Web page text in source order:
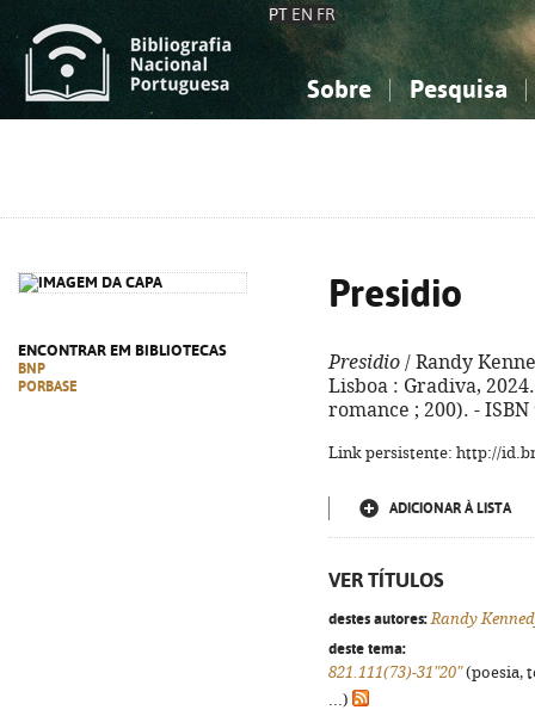
PT EN FR
Sobre Pesquisa
ENCONTRAR EM BIBLIOTECAS
BNP
PORBASE
Presidio
Presidio / Randy
Lisboa : Gradiva,
romance ; 200). - ISBN
Link persistente: http://
ADICIONAR À LISTA
VER TÍTULOS
destes autores: Randy
deste tema:
821.111(73)-31"20"(poesia,
...)